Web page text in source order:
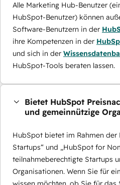
Alle Marketing Hub-Benutzer
HubSpot-Benutzer) können
Software-Benutzern in der
ihre Kompetenzen in der
und sich in der
HubSpot-Tools beraten lassen.
Bietet HubSpot
und gemeinnützige
HubSpot bietet im Rahmen
Startups“ und „HubSpot for
teilnahmeberechtigte Startups
Organisationen. Wenn Sie für